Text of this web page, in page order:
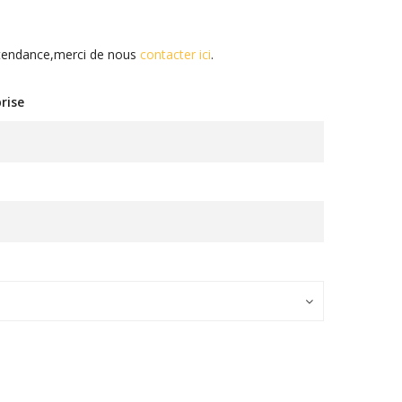
de nous contacter ici.